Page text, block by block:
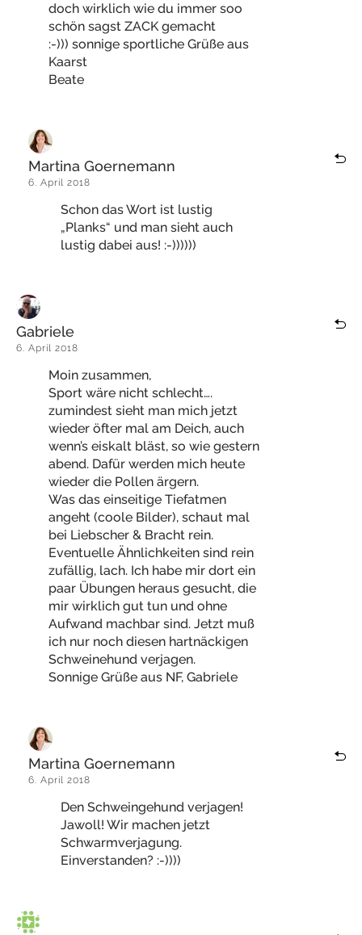
doch wirklich wie du immer soo
schön sagst ZACK gemacht
:-))) sonnige sportliche Grüße aus
Kaarst
Beate
Martina Goernemann
6. April 2018
Schon das Wort ist lustig
„Planks“ und man sieht auch
lustig dabei aus! :-))))))
Gabriele
6. April 2018
Moin zusammen,
Sport wäre nicht schlecht….
zumindest sieht man mich jetzt
wieder öfter mal am Deich, auch
wenn’s eiskalt bläst, so wie gestern
abend. Dafür werden mich heute
wieder die Pollen ärgern.
Was das einseitige Tiefatmen
angeht (coole Bilder), schaut mal
bei Liebscher & Bracht rein.
Eventuelle Ähnlichkeiten sind rein
zufällig, lach. Ich habe mir dort ein
paar Übungen heraus gesucht, die
mir wirklich gut tun und ohne
Aufwand machbar sind. Jetzt muß
ich nur noch diesen hartnäckigen
Schweinehund verjagen.
Sonnige Grüße aus NF, Gabriele
Martina Goernemann
6. April 2018
Den Schweingehund verjagen!
Jawoll! Wir machen jetzt
Schwarmverjagung.
Einverstanden? :-))))